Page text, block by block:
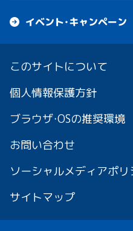
イベント・キャンペーン
このサイトについて
個人情報保護方針
ブラウザ・OSの推奨環境
お問い合わせ
ソーシャルメディアポリ
サイトマップ